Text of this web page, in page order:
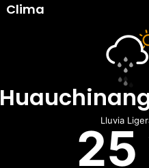
Clima
Lluvia
25